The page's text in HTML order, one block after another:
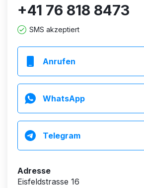
Augenblicke…
Und wenn die Verbindung stimmt,
vielleicht etwas, das man gerne
+41 76 818 8473
SMS akzeptiert
Anrufen
WhatsApp
Telegram
Adresse
Eisfeldstrasse 16